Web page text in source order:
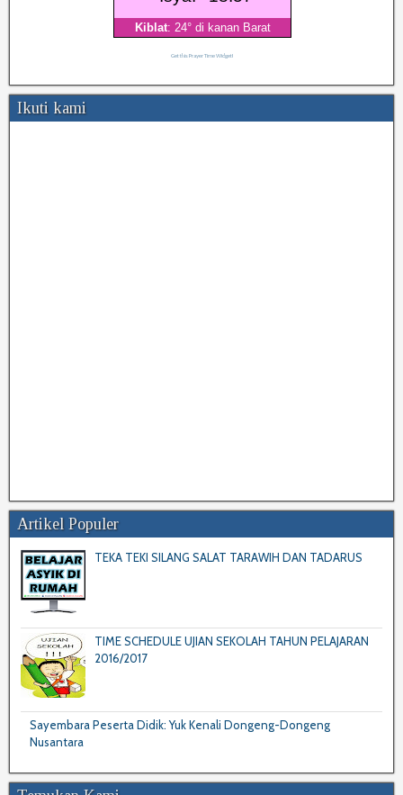
Get this Prayer Time Widget!
Ikuti kami
Artikel Populer
TEKA TEKI SILANG SALAT TARAWIH DAN TADARUS
TIME SCHEDULE UJIAN SEKOLAH TAHUN PELAJARAN
2016/2017
Sayembara Peserta Didik: Yuk Kenali Dongeng-Dongeng
Nusantara